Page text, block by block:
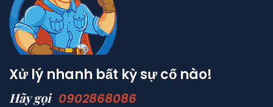
Xử lý nhanh bất kỳ sự cố nào!
Hãy gọi 0902868086